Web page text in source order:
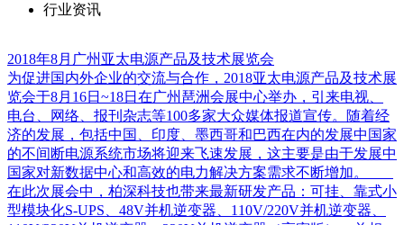
行业资讯
2018年8月广州亚太电源产品及技术展览会
为促进国内外企业的交流与合作，2018亚太电源产品及技术展
览会于8月16日~18日在广州琶洲会展中心举办，引来电视、
电台、网络、报刊杂志等100多家大众媒体报道宣传。随着经
济的发展，包括中国、印度、墨西哥和巴西在内的发展中国家
的不间断电源系统市场将迎来飞速发展，这主要是由于发展中
国家对新数据中心和高效的电力解决方案需求不断增加。
在此次展会中，柏深科技也带来最新研发产品：可挂、靠式小
型模块化S-UPS、48V并机逆变器、110V/220V并机逆变器、